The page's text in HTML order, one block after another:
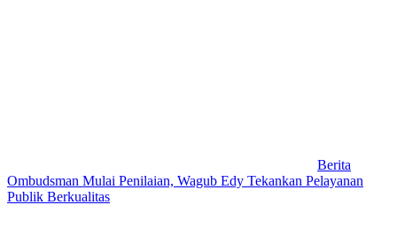
Berita
Ombudsman Mulai Penilaian, Wagub Edy Tekankan Pelayanan
Publik Berkualitas